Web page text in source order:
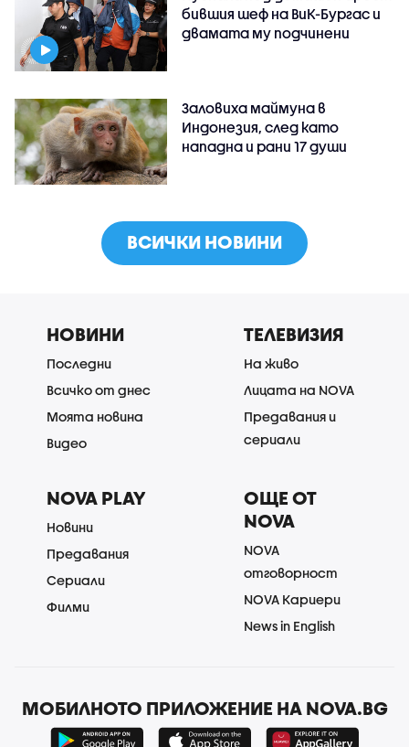
бившия шеф на ВиК-Бургас и
двамата му подчинени
Заловиха маймуна в
Индонезия, след като
нападна и рани 17 души
ВСИЧКИ НОВИНИ
НОВИНИ
Последни
Всичко от днес
Моята новина
Видео
ТЕЛЕВИЗИЯ
На живо
Лицата на NOVA
Предавания и
сериали
NOVA PLAY
Новини
Предавания
Сериали
Филми
ОЩЕ ОТ
NOVA
NOVA
отговорност
NOVA Кариери
News in English
МОБИЛНОТО ПРИЛОЖЕНИЕ НА NOVA.BG